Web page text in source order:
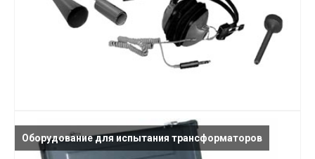
Оборудование для испытания трансформаторов